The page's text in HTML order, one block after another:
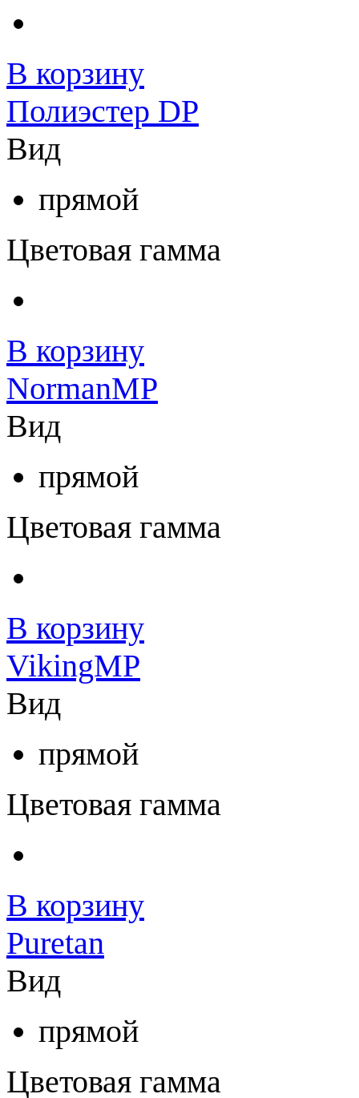
В корзину
Полиэстер DP
Вид
прямой
Цветовая гамма
В корзину
NormanMP
Вид
прямой
Цветовая гамма
В корзину
VikingMP
Вид
прямой
Цветовая гамма
В корзину
Puretan
Вид
прямой
Цветовая гамма